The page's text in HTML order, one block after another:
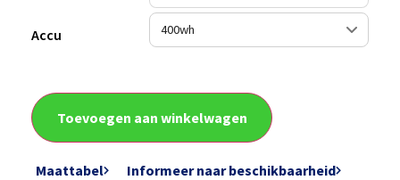
Accu
Toevoegen aan winkelwagen
Maattabel Informeer naar beschikbaarheid